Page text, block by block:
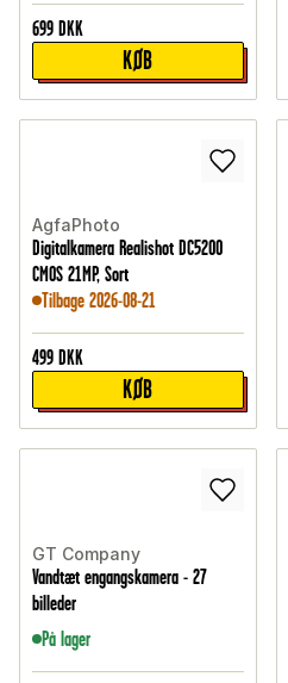
699 DKK
KØB
AgfaPhoto
Digitalkamera Realishot DC5200
CMOS 21MP, Sort
Tilbage 2026-08-21
499 DKK
KØB
GT Company
Vandtæt engangskamera - 27
billeder
På lager